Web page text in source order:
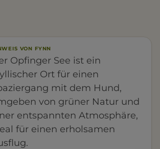
VON FYNN
Opfinger See ist ein
Ort für einen
mit dem Hund,
von grüner Natur und
entspannten Atmosphäre,
für einen erholsamen